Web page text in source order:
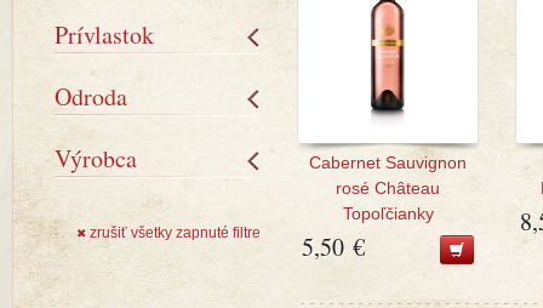
Prívlastok
Odroda
Výrobca
✖ zrušiť všetky zapnuté filtre
Cabernet Sauvignon
rosé Château
Topoľčianky
5,50 €